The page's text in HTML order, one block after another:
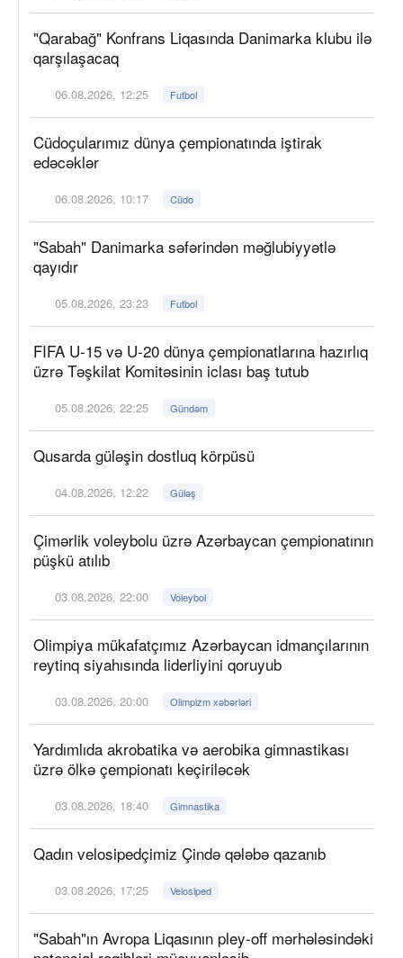
"Qarabağ" Konfrans Liqasında Danimarka klubu ilə
qarşılaşacaq
06.08.2026, 12:25 Futbol
Cüdoçularımız dünya çempionatında iştirak
edəcəklər
06.08.2026, 10:17 Cüdo
"Sabah" Danimarka səfərindən məğlubiyyətlə
qayıdır
05.08.2026, 23:23 Futbol
FIFA U-15 və U-20 dünya çempionatlarına hazırlıq
üzrə Təşkilat Komitəsinin iclası baş tutub
05.08.2026, 22:25 Gündəm
Qusarda güləşin dostluq körpüsü
04.08.2026, 12:22 Güləş
Çimərlik voleybolu üzrə Azərbaycan çempionatının
püşkü atılıb
03.08.2026, 22:00 Voleybol
Olimpiya mükafatçımız Azərbaycan idmançılarının
reytinq siyahısında liderliyini qoruyub
03.08.2026, 20:00 Olimpizm xəbərləri
Yardımlıda akrobatika və aerobika gimnastikası
üzrə ölkə çempionatı keçiriləcək
03.08.2026, 18:40 Gimnastika
Qadın velosipedçimiz Çində qələbə qazanıb
03.08.2026, 17:25 Velosiped
"Sabah"ın Avropa Liqasının pley-off mərhələsindəki